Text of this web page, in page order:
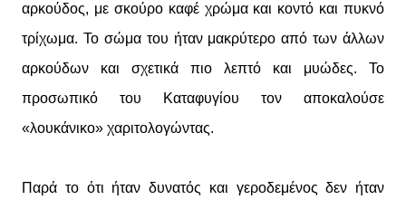
αρκούδος, με σκούρο καφέ χρώμα και κοντό και πυκνό
τρίχωμα. Το σώμα του ήταν μακρύτερο από των άλλων
αρκούδων και σχετικά πιο λεπτό και μυώδες. Το
προσωπικό του Καταφυγίου τον αποκαλούσε
«λουκάνικο» χαριτολογώντας.
Παρά το ότι ήταν δυνατός και γεροδεμένος δεν ήταν